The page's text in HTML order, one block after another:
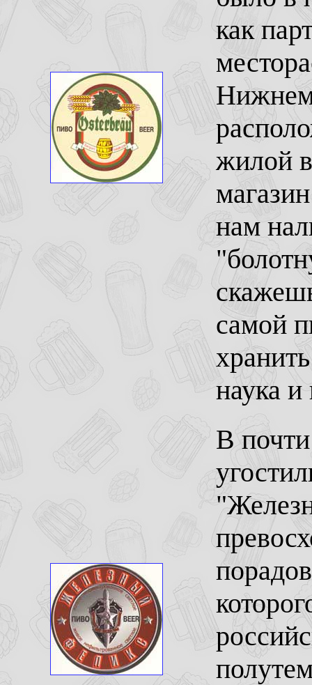
как
жилой
нам
самой
наука и
В почти